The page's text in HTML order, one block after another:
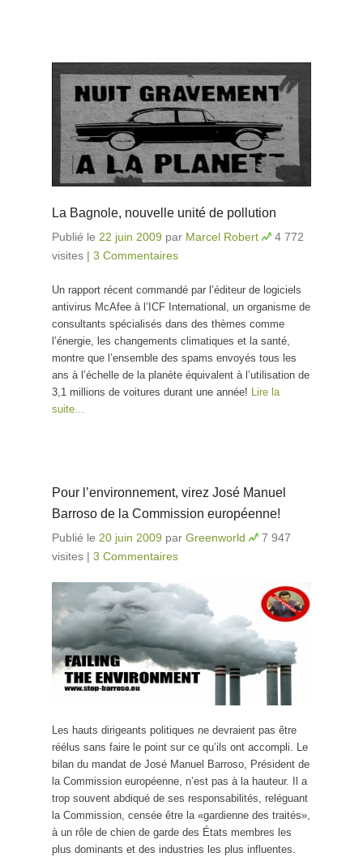
La Bagnole, nouvelle unité de pollution
Publié le 22 juin 2009 par Marcel Robert
4 772
visites | 3 Commentaires
Un rapport récent commandé par l’éditeur de logiciels
antivirus McAfee à l’ICF International, un organisme de
consultants spécialisés dans des thèmes comme
l’énergie, les changements climatiques et la santé,
montre que l’ensemble des spams envoyés tous les
ans à l’échelle de la planète équivalent à l’utilisation de
3,1 millions de voitures durant une année! Lire la
suite…
Pour l’environnement, virez José Manuel
Barroso de la Commission européenne!
Publié le 20 juin 2009 par Greenworld
7 947
visites | 3 Commentaires
Les hauts dirigeants politiques ne devraient pas être
réélus sans faire le point sur ce qu’ils ont accompli. Le
bilan du mandat de José Manuel Barroso, Président de
la Commission européenne, n’est pas à la hauteur. Il a
trop souvent abdiqué de ses responsabilités, reléguant
la Commission, censée être la «gardienne des traités»,
à un rôle de chien de garde des États membres les
plus dominants et des industries les plus influentes.